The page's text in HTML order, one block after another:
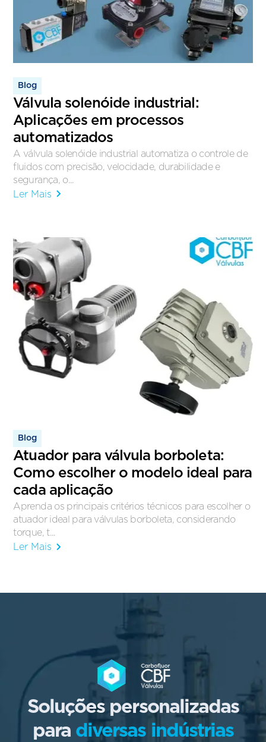
Blog
Válvula solenóide industrial:
Aplicações em processos
automatizados
A válvula solenóide industrial automatiza o controle de
fluidos com precisão, velocidade, durabilidade e
segurança, o...
Ler Mais
Blog
Atuador para válvula borboleta:
Como escolher o modelo ideal para
cada aplicação
Aprenda os principais critérios técnicos para escolher o
atuador ideal para válvulas borboleta, considerando
torque, t...
Ler Mais
Soluções personalizadas
para diversas indústrias